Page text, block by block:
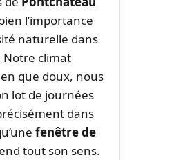
l’importance
naturelle dans
Notre climat
que doux, nous
lot de journées
dans
fenêtre de
tout son sens.